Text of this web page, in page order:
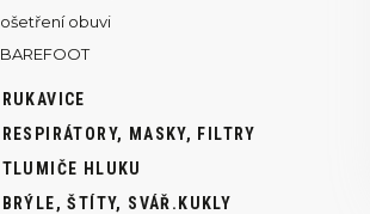
ošetření obuvi
BAREFOOT
RUKAVICE
RESPIRÁTORY, MASKY, FILTRY
TLUMIČE HLUKU
BRÝLE, ŠTÍTY, SVÁŘ.KUKLY